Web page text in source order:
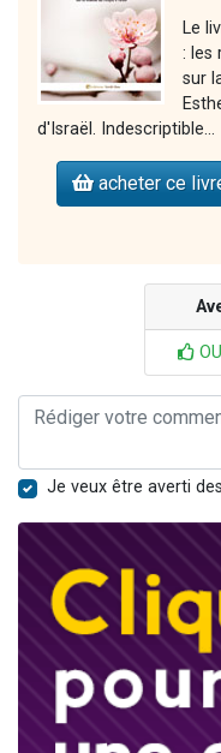
Le
: les
sur
d'Israël. Indescriptible...
acheter ce
Je veux être averti